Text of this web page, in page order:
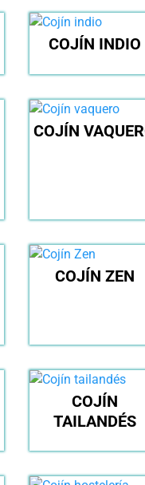
COJÍN INDIO
COJÍN
COJÍN ZEN
COJÍN
TAILANDÉS